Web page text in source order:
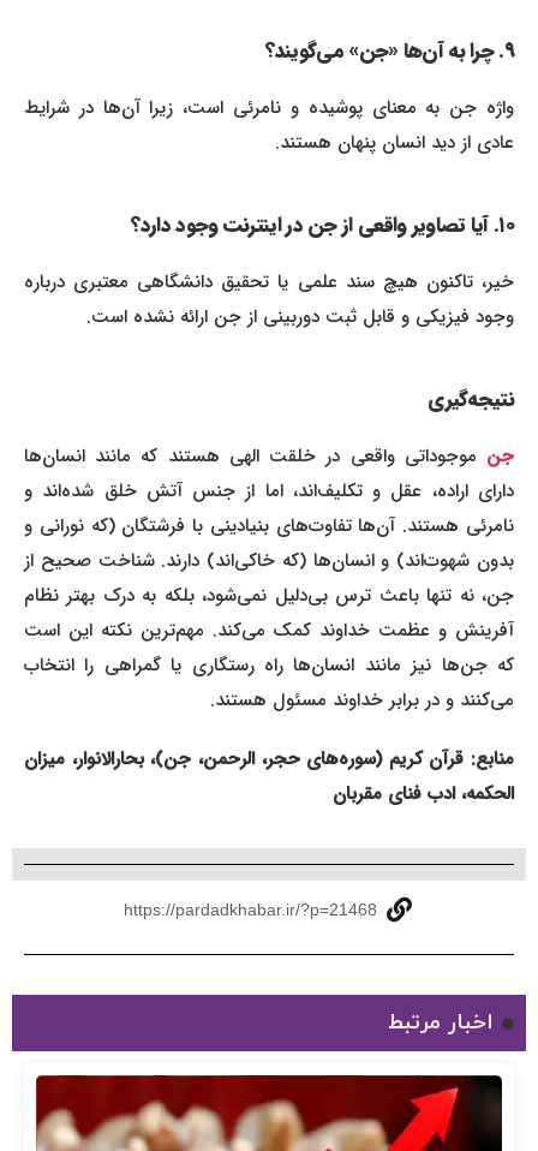
واژه جن به معنای پوشیده و نامرئی است، زیرا آن‌ها در شرایط
عادی از دید انسان پنهان هستند.
خیر، تاکنون هیچ سند علمی یا تحقیق دانشگاهی معتبری درباره
وجود فیزیکی و قابل ثبت دوربینی از جن ارائه نشده است.
نتیجه‌گیری
جنموجوداتی واقعی در خلقت الهی هستند که مانند انسان‌ها
دارای اراده، عقل و تکلیف‌اند، اما از جنس آتش خلق شده‌اند و
نامرئی هستند. آن‌ها تفاوت‌های بنیادینی با فرشتگان (که نورانی و
بدون شهوت‌اند) و انسان‌ها (که خاکی‌اند) دارند. شناخت صحیح از
جن، نه تنها باعث ترس بی‌دلیل نمی‌شود، بلکه به درک بهتر نظام
آفرینش و عظمت خداوند کمک می‌کند. مهم‌ترین نکته این است
که جن‌ها نیز مانند انسان‌ها راه رستگاری یا گمراهی را انتخاب
می‌کنند و در برابر خداوند مسئول هستند.
منابع: قرآن کریم (سوره‌های حجر، الرحمن، جن)، بحارالانوار، میزان
الحکمه، ادب فنای مقربان
https://pardadkhabar.ir/?p=21468
اخبار مرتبط